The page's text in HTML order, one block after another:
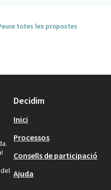
totes les propostes
Decidim
Inici
Processos
Consells de participació
Ajuda